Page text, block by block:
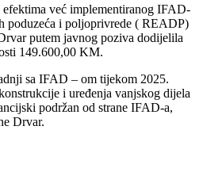
efektima već implementiranog IFAD-
poduzeća i poljoprivrede ( READP)
putem javnog poziva dodijelila
149.600,00 KM.
sa IFAD – om tijekom 2025.
i uređenja vanjskog dijela
podržan od strane IFAD-a,
Drvar.